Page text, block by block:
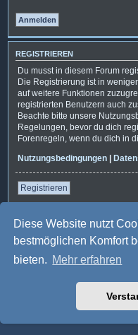
Diese Website nutzt
bestmöglichen Komfort
bieten. Mehr erfahren
REGISTRIEREN
Du musst in diesem Forum
Die Registrierung ist in
auf weitere Funktionen
registrierten Benutzern auch
Beachte bitte unsere
Regelungen, bevor du dich
Forenregeln, wenn du dich in
Nutzungsbedingungen |
Registrieren
Foren-Übersicht
Deutsche
phpBB Two
Datenschutz